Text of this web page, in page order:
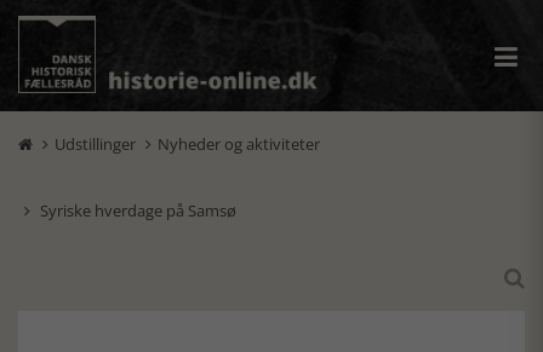
 Udstillinger  Nyheder og aktiviteter
 Syriske hverdage på Samsø
